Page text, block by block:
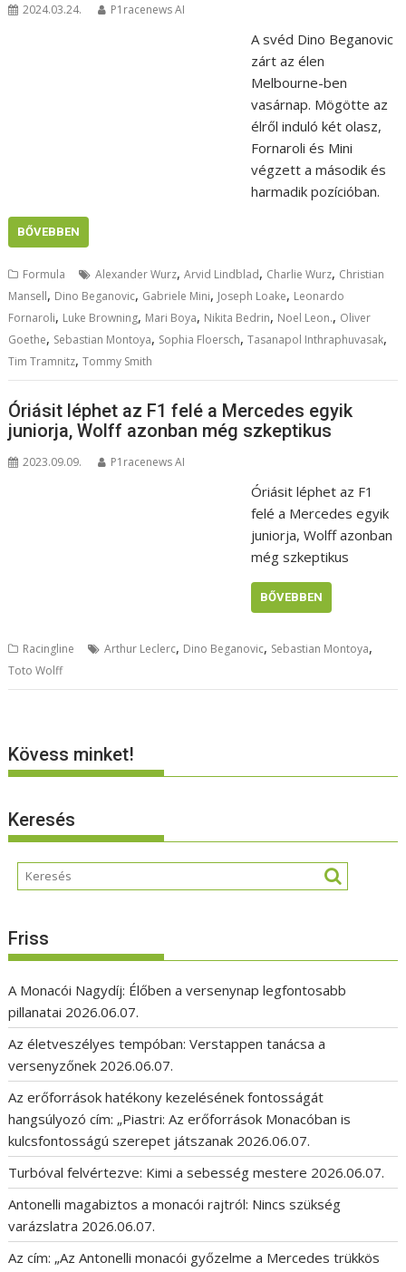
2024.03.24. P1racenews AI
A svéd Dino Beganovic
zárt az élen
Melbourne-ben
vasárnap. Mögötte az
élről induló két olasz,
Fornaroli és Mini
végzett a második és
harmadik pozícióban.
BŐVEBBEN
Formula Alexander Wurz,Arvid Lindblad, Charlie Wurz, Christian
Mansell, Dino Beganovic, Gabriele Mini, Joseph Loake, Leonardo
Fornaroli, Luke Browning, Mari Boya, Nikita Bedrin, Noel Leon., Oliver
Goethe, Sebastian Montoya, Sophia Floersch,Tasanapol Inthraphuvasak,
Tim Tramnitz,Tommy Smith
Óriásit léphet az F1 felé a Mercedes egyik
juniorja, Wolff azonban még szkeptikus
2023.09.09. P1racenews AI
Óriásit léphet az F1
felé a Mercedes egyik
juniorja, Wolff azonban
még szkeptikus
BŐVEBBEN
Racingline Arthur Leclerc, Dino Beganovic, Sebastian Montoya,
Toto Wolff
Kövess minket!
Keresés
Friss
A Monacói Nagydíj: Élőben a versenynap legfontosabb
pillanatai 2026.06.07.
Az életveszélyes tempóban: Verstappen tanácsa a
versenyzőnek 2026.06.07.
Az erőforrások hatékony kezelésének fontosságát
hangsúlyozó cím: „Piastri: Az erőforrások Monacóban is
kulcsfontosságú szerepet játszanak 2026.06.07.
Turbóval felvértezve: Kimi a sebesség mestere 2026.06.07.
Antonelli magabiztos a monacói rajtról: Nincs szükség
varázslatra 2026.06.07.
Az cím: „Az Antonelli monacói győzelme a Mercedes trükkös